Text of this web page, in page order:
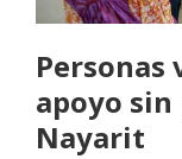
Personas
apoyo sin
Nayarit